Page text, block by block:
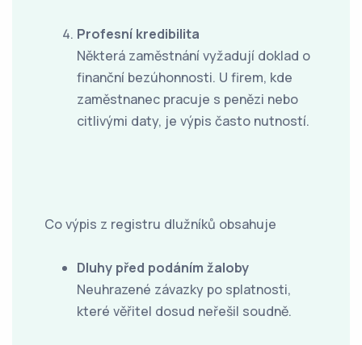
Profesní kredibilita
Některá zaměstnání vyžadují doklad o
finanční bezúhonnosti. U firem, kde
zaměstnanec pracuje s penězi nebo
citlivými daty, je výpis často nutností.
Co výpis z registru dlužníků obsahuje
Dluhy před podáním žaloby
Neuhrazené závazky po splatnosti,
které věřitel dosud neřešil soudně.